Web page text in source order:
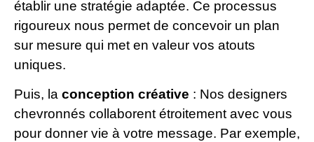
établir une stratégie adaptée. Ce processus
rigoureux nous permet de concevoir un plan
sur mesure qui met en valeur vos atouts
uniques.
Puis, la conception créative : Nos designers
chevronnés collaborent étroitement avec vous
pour donner vie à votre message. Par exemple,